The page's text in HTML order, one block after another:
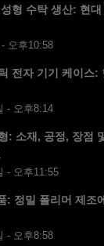
형 수탁 생산: 현
오후10:58
전자 기기 케이스:
- 오후8:14
: 소재, 공정, 장점
- 오후11:55
: 정밀 폴리머 제조
- 오후8:58